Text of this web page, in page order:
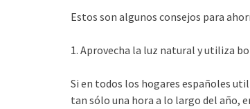
Estos son algunos consejos para
1. Aprovecha la luz natural y utiliza
Si en todos los hogares españoles
tan sólo una hora a lo largo del año,